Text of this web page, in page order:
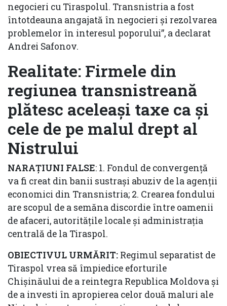
negocieri cu Tiraspolul. Transnistria a fost
întotdeauna angajată în negocieri și rezolvarea
problemelor în interesul poporului”, a declarat
Andrei Safonov.
Realitate: Firmele din
regiunea transnistreană
plătesc aceleași taxe ca și
cele de pe malul drept al
Nistrului
NARAȚIUNI FALSE: 1. Fondul de convergență
va fi creat din banii sustrași abuziv de la agenții
economici din Transnistria; 2. Crearea fondului
are scopul de a semăna discordie între oamenii
de afaceri, autoritățile locale și administrația
centrală de la Tiraspol.
OBIECTIVUL URMĂRIT: Regimul separatist de
Tiraspol vrea să împiedice eforturile
Chișinăului de a reintegra Republica Moldova și
de a investi în apropierea celor două maluri ale